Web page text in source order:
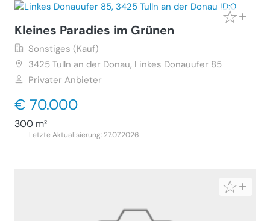
Kleines Paradies im Grünen
Sonstiges (Kauf)
3425 Tulln an der Donau, Linkes Donauufer 85
Privater Anbieter
€ 70.000
300 m²
Letzte Aktualisierung: 27.07.2026